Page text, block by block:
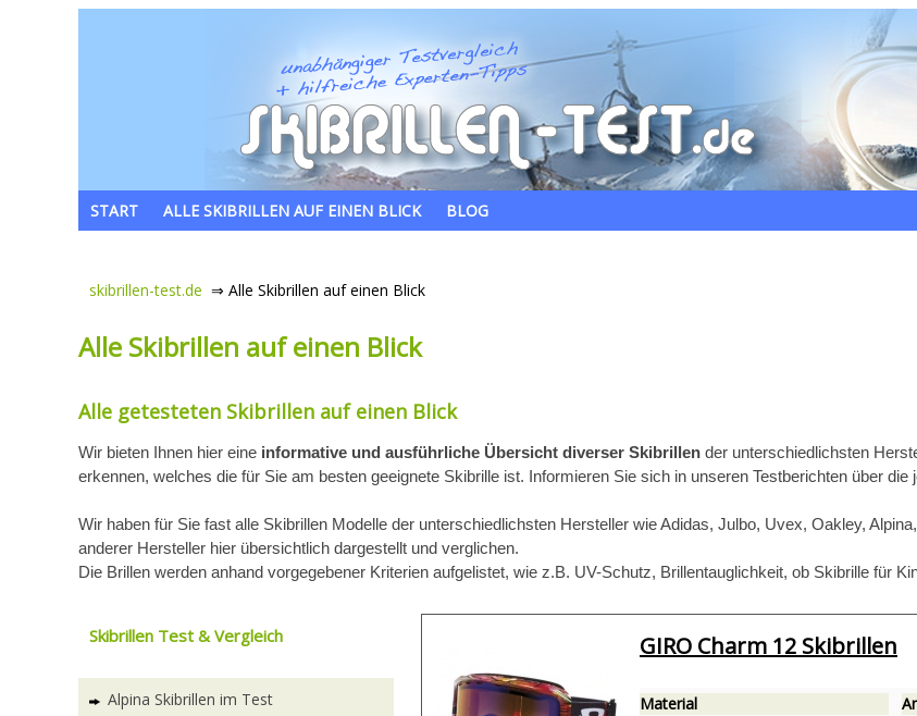
START ALLE SKIBRILLEN AUF EINEN BLICK BLOG
skibrillen-test.de ⇒ Alle Skibrillen auf einen Blick
Alle Skibrillen auf einen Blick
Alle getesteten Skibrillen auf einen Blick
Wir bieten Ihnen hier eine informative und ausführliche Übersicht diverser Skibrillen der unterschiedlichsten
erkennen, welches die für Sie am besten geeignete Skibrille ist. Informieren Sie sich in unseren Testberichten über die
Wir haben für Sie fast alle Skibrillen Modelle der unterschiedlichsten Hersteller wie Adidas, Julbo, Uvex, Oakley,
anderer Hersteller hier übersichtlich dargestellt und verglichen.
Die Brillen werden anhand vorgegebener Kriterien aufgelistet, wie z.B. UV-Schutz, Brillentauglichkeit, ob Skibrille für
Skibrillen Test & Vergleich
Alpina Skibrillen im Test
GIRO Charm 12 Skibrillen
Material